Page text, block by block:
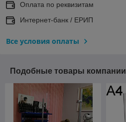
Оплата по реквизитам
Интернет-банк / ЕРИП
Все условия оплаты
Подобные товары компании